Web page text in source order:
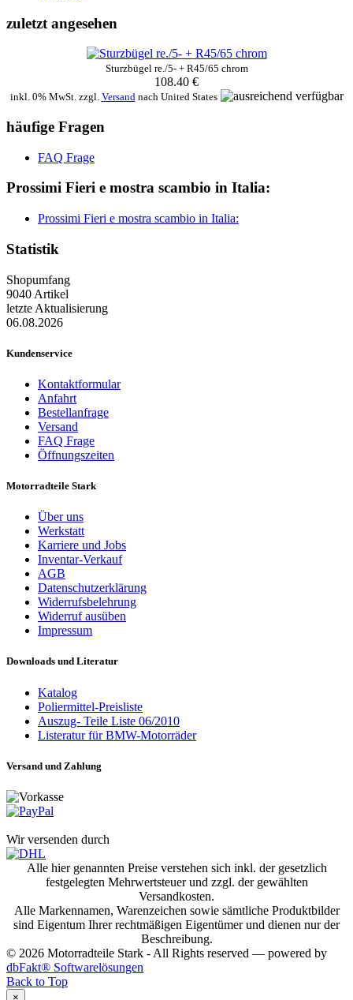
zuletzt angesehen
Sturzbügel re./5- + R45/65 chrom
108.40 €
inkl. 0% MwSt. zzgl. Versandnach United States
häufige Fragen
FAQ Frage
Prossimi Fieri e mostra scambio in Italia:
Prossimi Fieri e mostra scambio in Italia:
Statistik
Shopumfang
9040 Artikel
letzte Aktualisierung
06.08.2026
Kundenservice
Kontaktformular
Anfahrt
Bestellanfrage
Versand
FAQ Frage
Öffnungszeiten
Motorradteile Stark
Über uns
Werkstatt
Karriere und Jobs
Inventar-Verkauf
AGB
Datenschutzerklärung
Widerrufsbelehrung
Widerruf ausüben
Impressum
Downloads und Literatur
Katalog
Poliermittel-Preisliste
Auszug- Teile Liste 06/2010
Listeratur für BMW-Motorräder
Versand und Zahlung
Wir versenden durch
Alle hier genannten Preise verstehen sich inkl. der gesetzlich
festgelegten Mehrwertsteuer und zzgl. der gewählten
Versandkosten.
Alle Markennamen, Warenzeichen sowie sämtliche Produktbilder
sind Eigentum Ihrer rechtmäßigen Eigentümer und dienen nur der
Beschreibung.
© 2026 Motorradteile Stark - All Rights reserved — powered by
dbFakt® Softwarelösungen
Back to Top
×